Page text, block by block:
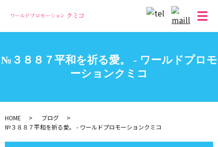
メ
№３８８７平和を祈る愛。 - ワールドプロモ
ーションクミコ
HOME
ブログ
№３８８７平和を祈る愛。 - ワールドプロモーションクミコ